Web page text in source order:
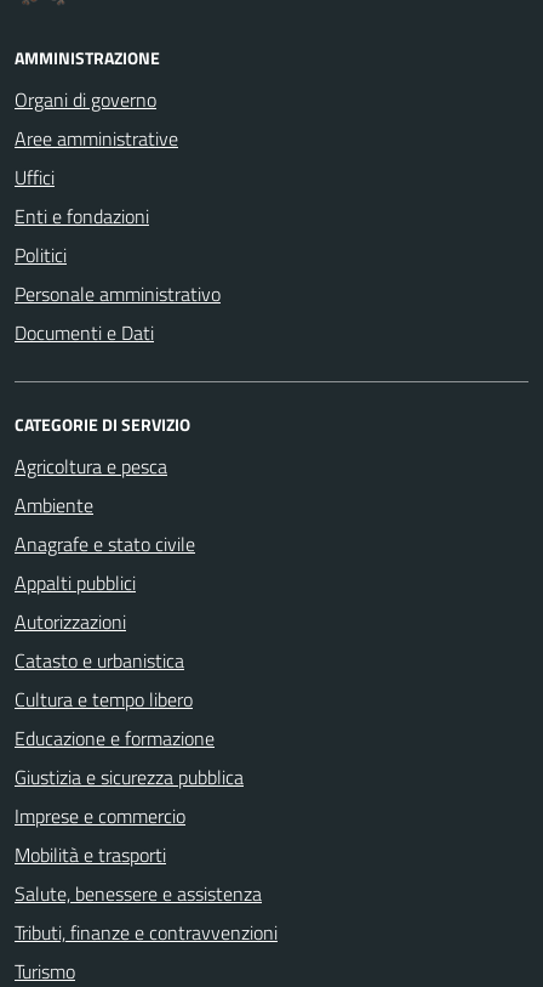
AMMINISTRAZIONE
Organi di governo
Aree amministrative
Uffici
Enti e fondazioni
Politici
Personale amministrativo
Documenti e Dati
CATEGORIE DI SERVIZIO
Agricoltura e pesca
Ambiente
Anagrafe e stato civile
Appalti pubblici
Autorizzazioni
Catasto e urbanistica
Cultura e tempo libero
Educazione e formazione
Giustizia e sicurezza pubblica
Imprese e commercio
Mobilità e trasporti
Salute, benessere e assistenza
Tributi, finanze e contravvenzioni
Turismo